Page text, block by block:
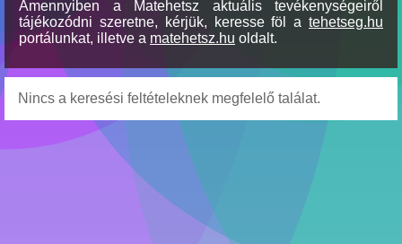
Amennyiben a Matehetsz aktuális tevékenységeiről
tájékozódni szeretne, kérjük, keresse föl a tehetseg.hu
portálunkat, illetve a matehetsz.hu oldalt.
Nincs a keresési feltételeknek megfelelő találat.